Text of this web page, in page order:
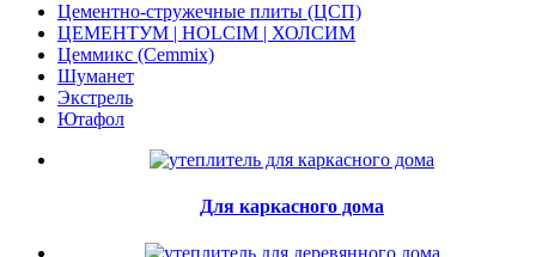
Цементно-стружечные плиты (ЦСП)
ЦЕМЕНТУМ | HOLCIM | ХОЛСИМ
Цеммикс (Cemmix)
Шуманет
Экстрель
Ютафол
Для каркасного дома